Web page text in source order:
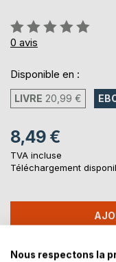
Évaluation:
0%
0 avis
Disponible en :
LIVRE 20,99 €
8,49 €
TVA incluse
Téléchargement
Ajouter à ma liste
Nous respectons la